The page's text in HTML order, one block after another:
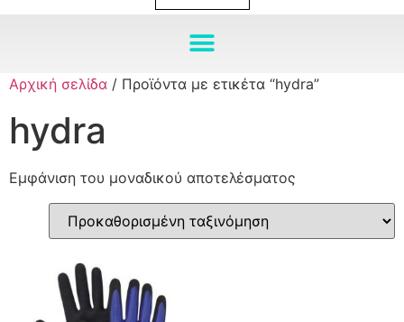
Αρχική σελίδα / Προϊόντα με ετικέτα “hydra”
hydra
Εμφάνιση του μοναδικού αποτελέσματος